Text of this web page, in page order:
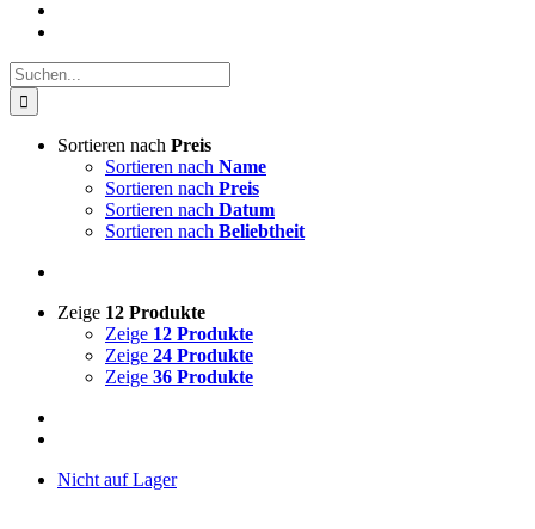
Suche
nach:
Sortieren nach Preis
Sortieren nach Name
Sortieren nach Preis
Sortieren nach Datum
Sortieren nach Beliebtheit
Zeige 12 Produkte
Zeige 12 Produkte
Zeige 24 Produkte
Zeige 36 Produkte
Nicht auf Lager